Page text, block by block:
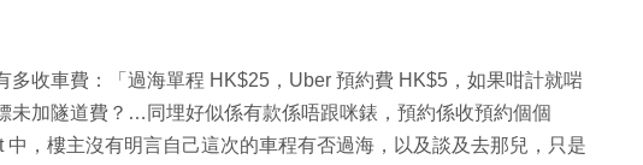
多收車費：「過海單程 HK$25，Uber 預約費 HK$5，如果咁計就啱
未加隧道費？…同埋好似係有款係唔跟咪錶，預約係收預約個個
，樓主沒有明言自己這次的車程有否過海，以及談及去那兒，只是